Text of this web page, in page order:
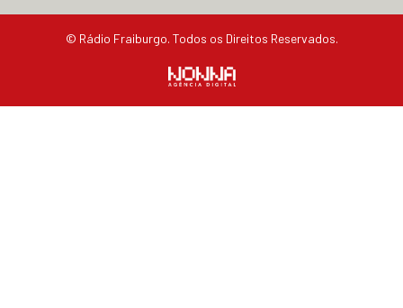
© Rádio Fraiburgo. Todos os Direitos Reservados.